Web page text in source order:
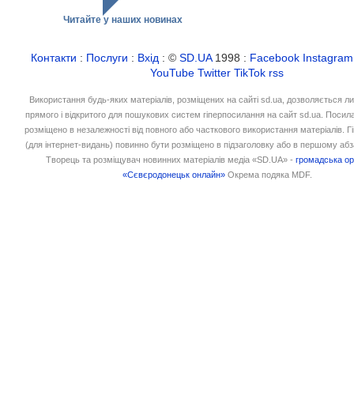
Читайте у наших новинах
Контакти : Послуги : Вхід : ©SD.UA1998 : Facebook Instagram
YouTube Twitter TikTok rss
Використання будь-яких матеріалів, розміщених на сайті sd.ua, дозволяється
прямого і відкритого для пошукових систем гіперпосилання на сайт sd.ua.
розміщено в незалежності від повного або часткового використання матеріалів.
(для інтернет-видань) повинно бути розміщено в підзаголовку або в першому
Творець та розміщувач новинних матеріалів медіа «SD.UA» -громадська
«Сєвєродонецьк онлайн» Окрема подяка MDF.